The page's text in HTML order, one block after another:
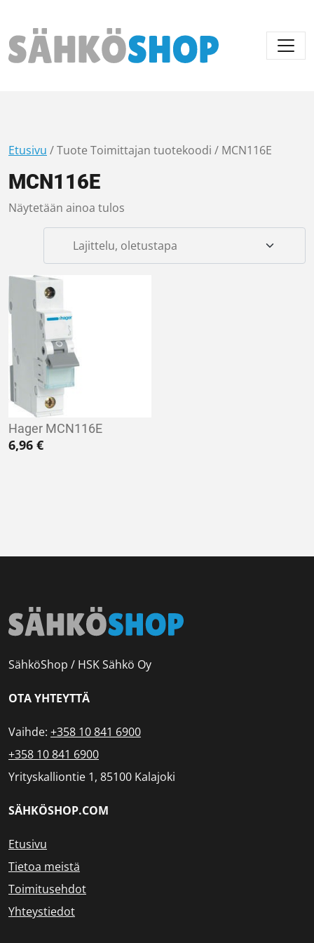
Päävalikko
Etusivu / Tuote Toimittajan tuotekoodi / MCN116E
MCN116E
Näytetään ainoa tulos
Hager MCN116E
6,96 €
SähköShop / HSK Sähkö Oy
OTA YHTEYTTÄ
Vaihde: +358 10 841 6900
+358 10 841 6900
Yrityskalliontie 1, 85100 Kalajoki
SÄHKÖSHOP.COM
Etusivu
Tietoa meistä
Toimitusehdot
Yhteystiedot